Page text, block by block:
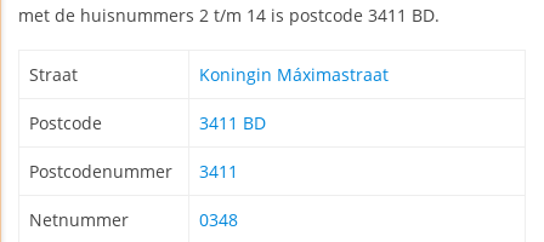
met de huisnummers 2 t/m 14 is postcode 3411 BD.
Straat Koningin Máximastraat
Postcode 3411 BD
Postcodenummer 3411
Netnummer 0348